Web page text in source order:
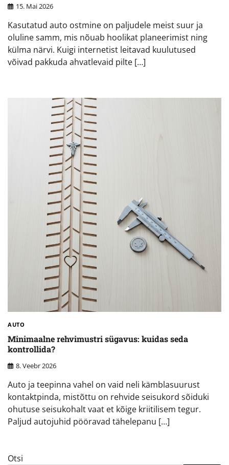
15. Mai 2026
Kasutatud auto ostmine on paljudele meist suur ja
oluline samm, mis nõuab hoolikat planeerimist ning
külma närvi. Kuigi internetist leitavad kuulutused
võivad pakkuda ahvatlevaid pilte […]
AUTO
Minimaalne rehvimustri sügavus: kuidas seda
kontrollida?
8. Veebr 2026
Auto ja teepinna vahel on vaid neli kämblasuurust
kontaktpinda, mistõttu on rehvide seisukord sõiduki
ohutuse seisukohalt vaat et kõige kriitilisem tegur.
Paljud autojuhid pööravad tähelepanu […]
Otsi